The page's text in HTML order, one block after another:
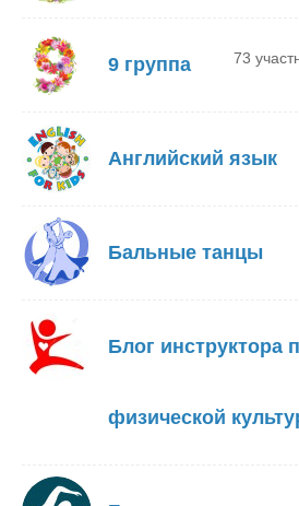
9 группа 73
Английский язык
Бальные танцы
Блог инструктора
физической